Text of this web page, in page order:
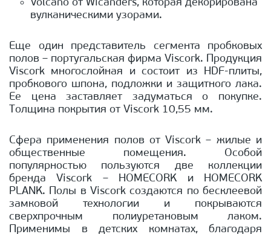
Volcano от Wicanders, которая декорирована
вулканическими узорами.
Еще один представитель сегмента пробковых
полов – португальская фирма Viscork. Продукция
Viscork многослойная и состоит из HDF-плиты,
пробкового шпона, подложки и защитного лака.
Ее цена заставляет задуматься о покупке.
Толщина покрытия от Viscork 10,55 мм.
Сфера применения полов от Viscork – жилые и
общественные помещения. Особой
популярностью пользуются две коллекции
бренда Viscork – HOMECORK и HOMECORK
PLANK. Полы в Viscork создаются по бесклеевой
замковой технологии и покрываются
сверхпрочным полиуретановым лаком.
Применимы в детских комнатах, благодаря